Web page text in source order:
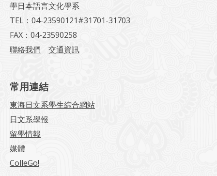
學日本語言文化學系
TEL：04-23590121#31701-31703
FAX：04-23590258
聯絡我們
交通資訊
常用連結
東海日文系學生綜合網站
日文系學報
留學情報
媒體
ColleGo!